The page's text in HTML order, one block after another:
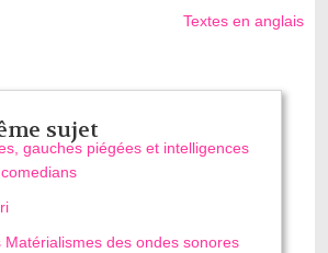
Textes en anglais
sujet
gauches piégées et intelligences
Matérialismes des ondes sonores